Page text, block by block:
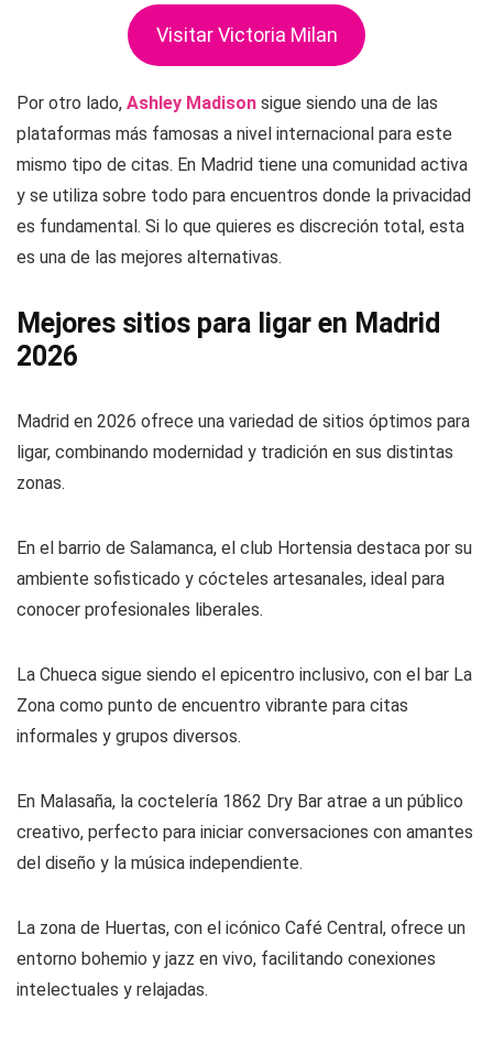
Visitar Victoria Milan
Por otro lado, Ashley Madison sigue siendo una de las
plataformas más famosas a nivel internacional para este
mismo tipo de citas. En Madrid tiene una comunidad activa
y se utiliza sobre todo para encuentros donde la privacidad
es fundamental. Si lo que quieres es discreción total, esta
es una de las mejores alternativas.
Mejores sitios para ligar en Madrid
2026
Madrid en 2026 ofrece una variedad de sitios óptimos para
ligar, combinando modernidad y tradición en sus distintas
zonas.
En el barrio de Salamanca, el club Hortensia destaca por su
ambiente sofisticado y cócteles artesanales, ideal para
conocer profesionales liberales.
La Chueca sigue siendo el epicentro inclusivo, con el bar La
Zona como punto de encuentro vibrante para citas
informales y grupos diversos.
En Malasaña, la coctelería 1862 Dry Bar atrae a un público
creativo, perfecto para iniciar conversaciones con amantes
del diseño y la música independiente.
La zona de Huertas, con el icónico Café Central, ofrece un
entorno bohemio y jazz en vivo, facilitando conexiones
intelectuales y relajadas.